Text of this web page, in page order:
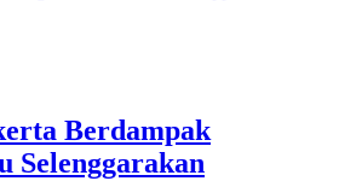
Berdampak
Selenggarakan